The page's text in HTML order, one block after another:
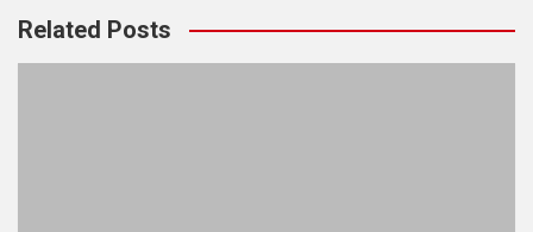
Related Posts